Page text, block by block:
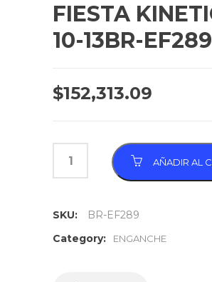
FIESTA
10-13BR-EF289
$152,313.09
AÑADIR AL
SKU:
BR-EF289
Category:
ENGANCHE